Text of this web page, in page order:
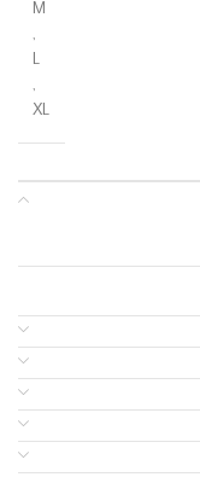
M
,
L
,
XL